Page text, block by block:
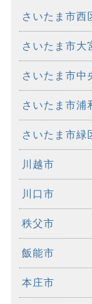
さいたま市西
さいたま市大
さいたま市中
さいたま市浦
さいたま市緑
川越市
川口市
秩父市
飯能市
本庄市